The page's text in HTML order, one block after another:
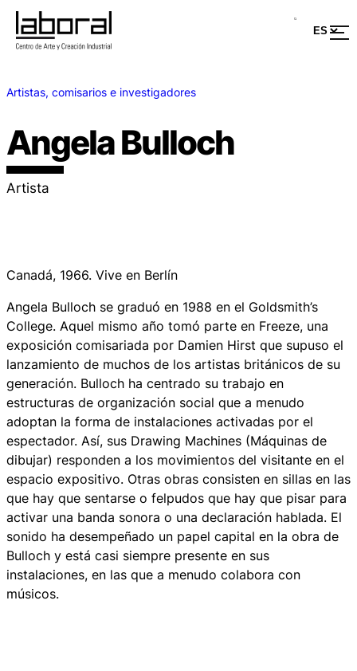
Artistas, comisarios e investigadores
Angela Bulloch
Artista
Canadá, 1966. Vive en Berlín
Angela Bulloch se graduó en 1988 en el Goldsmith’s
College. Aquel mismo año tomó parte en Freeze, una
exposición comisariada por Damien Hirst que supuso el
lanzamiento de muchos de los artistas británicos de su
generación. Bulloch ha centrado su trabajo en
estructuras de organización social que a menudo
adoptan la forma de instalaciones activadas por el
espectador. Así, sus Drawing Machines (Máquinas de
dibujar) responden a los movimientos del visitante en el
espacio expositivo. Otras obras consisten en sillas en las
que hay que sentarse o felpudos que hay que pisar para
activar una banda sonora o una declaración hablada. El
sonido ha desempeñado un papel capital en la obra de
Bulloch y está casi siempre presente en sus
instalaciones, en las que a menudo colabora con
músicos.